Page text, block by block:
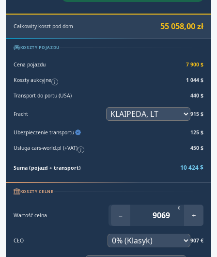
Całkowity koszt pod dom 55 058,00 zł
KOSZTY POJAZDU
Cena pojazdu 7 900 $
Koszty aukcyjne 1 044 $
Transport do portu (USA) 440 $
Fracht 915 $
Ubezpieczenie transportu 125 $
Usługa cars-world.pl (+VAT) 450 $
Suma (pojazd + transport) 10 424 $
KOSZTY CELNE
Wartość celna −
€
+
CŁO 907 €